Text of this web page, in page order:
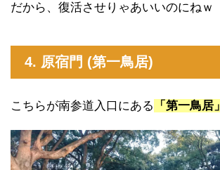
だから、復活させりゃあいいのにねｗ
4. 原宿門 (第一鳥居)
こちらが南参道入口にある 「第一鳥居」